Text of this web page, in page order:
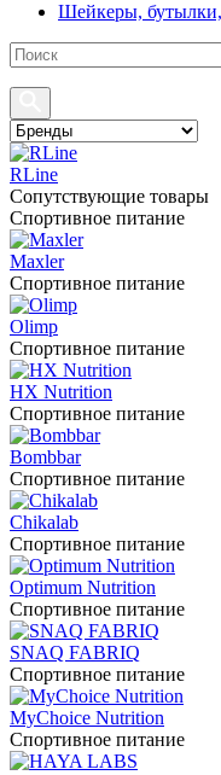
Шейкеры,
RLine
Сопутствующие товары
Спортивное питание
Maxler
Спортивное питание
Olimp
Спортивное питание
HX Nutrition
Спортивное питание
Bombbar
Спортивное питание
Chikalab
Спортивное питание
Optimum Nutrition
Спортивное питание
SNAQ FABRIQ
Спортивное питание
MyChoice Nutrition
Спортивное питание